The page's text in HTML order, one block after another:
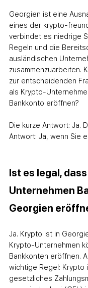
Georgien ist eine
eines der krypto-
verbindet es niedrige
Regeln und die
ausländischen
zusammenzuarbeiten.
zur entscheidenden
als Krypto-
Bankkonto eröffnen?
Die kurze Antwort: Ja.
Antwort: Ja, wenn Sie
Ist es legal,
Unternehmen
Georgien
Ja. Krypto ist in
Krypto-Unternehmen
Bankkonten eröffnen.
wichtige Regel: Krypto
gesetzliches